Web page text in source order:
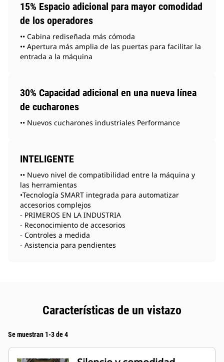
15% Espacio adicional para mayor comodidad
de los operadores
•• Cabina rediseñada más cómoda
•• Apertura más amplia de las puertas para facilitar la
entrada a la máquina
30% Capacidad adicional en una nueva línea
de cucharones
•• Nuevos cucharones industriales Performance
INTELIGENTE
•• Nuevo nivel de compatibilidad entre la máquina y
las herramientas
•Tecnología SMART integrada para automatizar
accesorios complejos
- PRIMEROS EN LA INDUSTRIA
- Reconocimiento de accesorios
- Controles a medida
- Asistencia para pendientes
Características de un vistazo
Se muestran 1-3 de 4